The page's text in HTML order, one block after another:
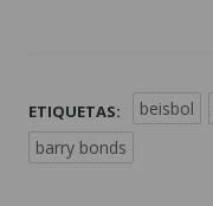
ETIQUETAS: beisbol
barry bonds